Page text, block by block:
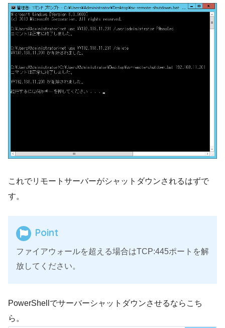
これでリモートサーバーがシャットダウンされるはずで
す。
Point
ファイアウォールを超える場合はTCP:445ポートを解
放してください。
PowerShellでサーバーシャットダウンさせるならこち
ら。